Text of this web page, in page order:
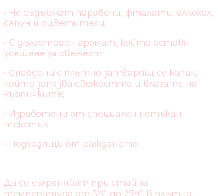
• Не съдържат парабени, фталати, алкохол,
сапун и оцветители;
• С дълготраен аромат, който оставя
усещане за свежест;
• Снабдени с плътно затварящ се капак,
който запазва свежестта и влагата на
кърпичките;
• Изработени от специален нетъкан
текстил.
• Подходящи от раждането.
Да се съхраняват при стайна
температура от 5ᵒC до 25ᵒC в плътно